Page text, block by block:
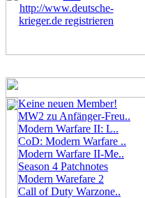
Keine neuen Member!
MW2 zu Anfänger-Freu..
Modern Warfare II: L..
CoD: Modern Warfare ..
Modern Warfare II-Me..
Season 4 Patchnotes
Modern Warefare 2
Call of Duty Warzone..